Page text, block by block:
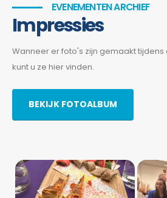
EVENEMENTEN ARCHIEF
Impressies
Wanneer er foto's zijn gemaakt
kunt u ze hier vinden.
BEKIJK FOTOALBUM